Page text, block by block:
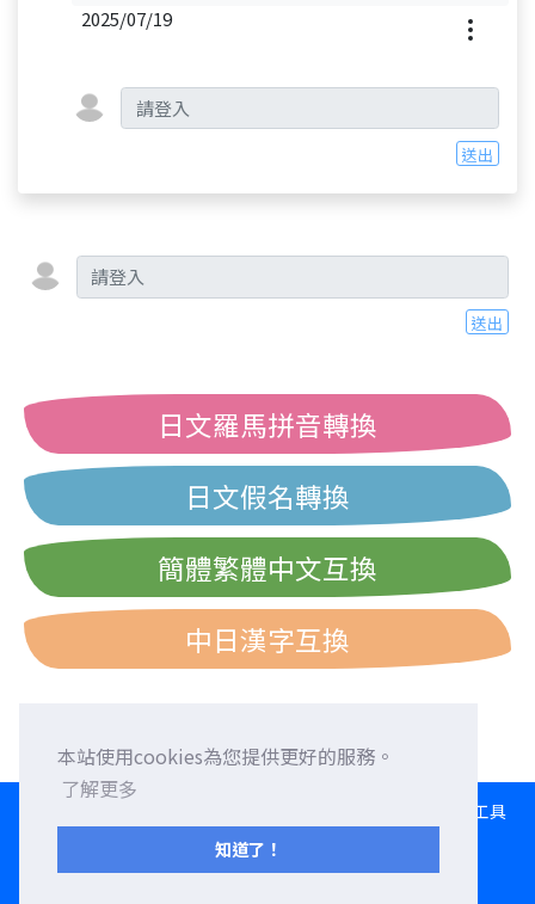
本站使用cookies為您提供更好的服務。
了解更多
知道了！
2025/07/19
送出
送出
日文羅馬拼音轉換
日文假名轉換
簡體繁體中文互換
中日漢字互換
轉換工具
日文打字練習 西曆/和曆/民國曆對照表